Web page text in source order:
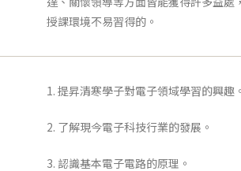
授課環境不易習得的。
1. 提昇清寒學子對電子領域學習的興趣
2. 了解現今電子科技行業的發展。
3. 認識基本電子電路的原理。